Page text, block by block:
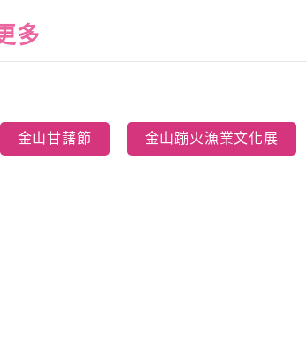
多
金山甘藷節 金山蹦火漁業文化展